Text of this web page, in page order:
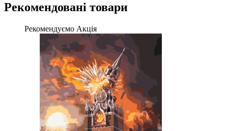
Рекомендовані товари
Рекомендуємо Акція